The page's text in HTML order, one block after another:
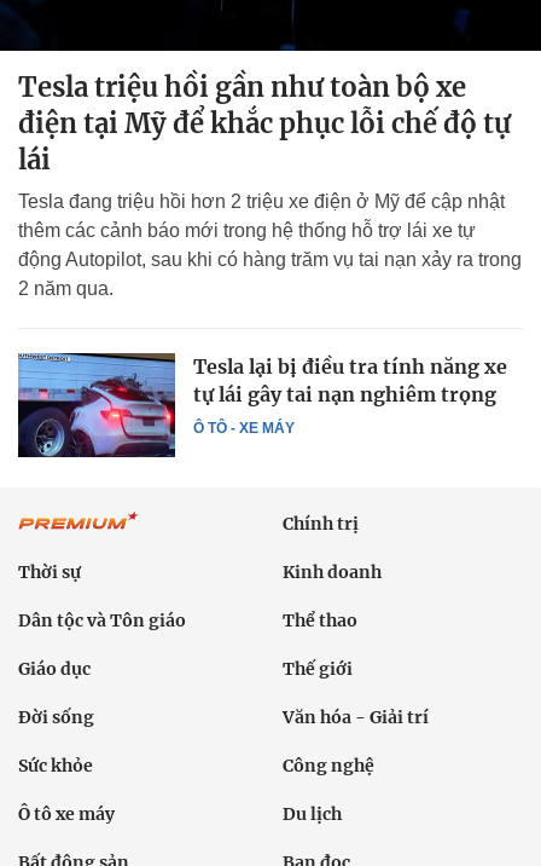
Tesla triệu hồi gần như toàn bộ xe
điện tại Mỹ để khắc phục lỗi chế độ tự
lái
Tesla đang triệu hồi hơn 2 triệu xe điện ở Mỹ để cập nhật
thêm các cảnh báo mới trong hệ thống hỗ trợ lái xe tự
động Autopilot, sau khi có hàng trăm vụ tai nạn xảy ra trong
2 năm qua.
Ô TÔ - XE MÁY
Tesla lại bị điều tra tính năng xe
tự lái gây tai nạn nghiêm trọng
Chính trị
Thời sự Kinh doanh
Dân tộc và Tôn giáo Thể thao
Giáo dục Thế giới
Đời sống Văn hóa - Giải trí
Sức khỏe Công nghệ
Ô tô xe máy Du lịch